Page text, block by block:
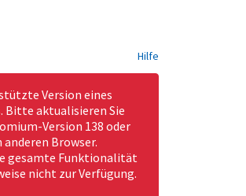
Hilfe
Version eines
Bitte aktualisieren Sie
Version 138 oder
anderen Browser.
gesamte Funktionalität
nicht zur Verfügung.